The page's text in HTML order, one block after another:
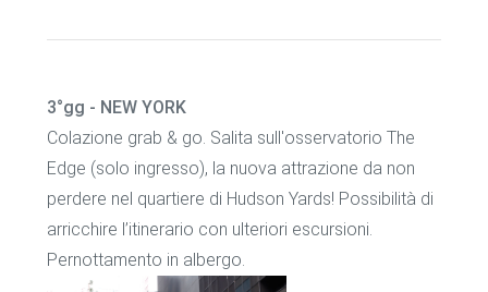
3°gg - NEW YORK
Colazione grab & go. Salita sull'osservatorio The
Edge (solo ingresso), la nuova attrazione da non
perdere nel quartiere di Hudson Yards! Possibilità di
arricchire l’itinerario con ulteriori escursioni.
Pernottamento in albergo.